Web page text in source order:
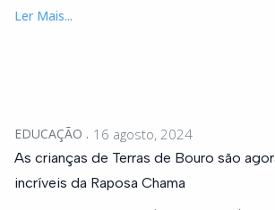
Ler Mais...
EDUCAÇÃO 16 agosto, 2024
As crianças de Terras de Bouro são
incríveis da Raposa Chama